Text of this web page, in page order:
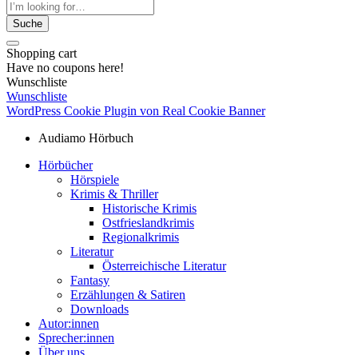
Suche
Close
Shopping cart
Have no coupons here!
Close
Wunschliste
Wunschliste
WordPress Cookie Plugin von Real Cookie Banner
Audiamo Hörbuch
Hörbücher
Hörspiele
Krimis & Thriller
Historische Krimis
Ostfrieslandkrimis
Regionalkrimis
Literatur
Österreichische Literatur
Fantasy
Erzählungen & Satiren
Downloads
Autor:innen
Sprecher:innen
Über uns